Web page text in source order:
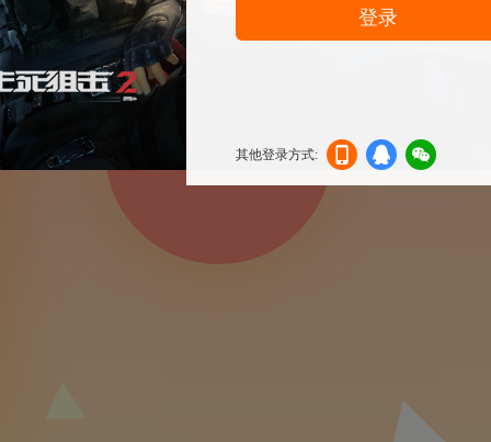
登录
其他登录方式:
机登
登录
信登